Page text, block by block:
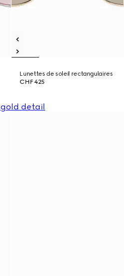
Lunettes de soleil rectangulaires
CHF 425